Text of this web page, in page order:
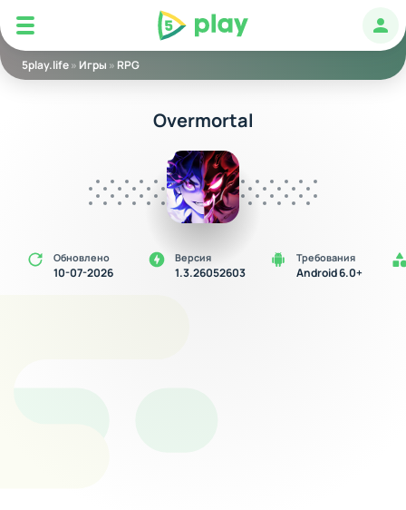
5play
5play.life» Игры » RPG
Overmortal
Обновлено
10-07-2026
Версия
1.3.26052603
Требования
Android 6.0+